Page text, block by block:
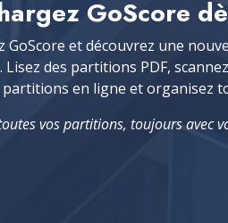
GoScore
GoScore et découvrez une
Lisez des partitions PDF,
en ligne et organisez
vos partitions, toujours avec